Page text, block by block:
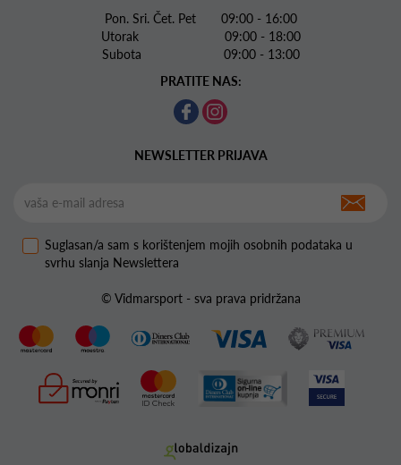
Pon. Sri. Čet. Pet 09:00 - 16:00
Utorak 09:00 - 18:00
Subota 09:00 - 13:00
PRATITE NAS:
NEWSLETTER PRIJAVA
Suglasan/a sam s korištenjem mojih osobnih podataka u
svrhu slanja Newslettera
© Vidmarsport - sva prava pridržana